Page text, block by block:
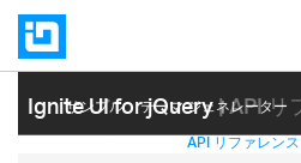
Ignite UI for jQuery| API
サンプル テーマ ジェネレーター
ヘルプ トピック API リファレンス